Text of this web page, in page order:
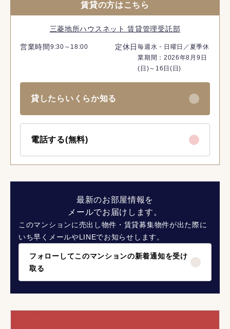
賃貸の方はこちら
三菱地所ハウスネット 賃貸管理受託部
営業時間 9:30～18:00 定休日毎週水・日曜日／夏季休
業期間：2026年8月9日
(日)～16日(日)
貸したらいくらか知る
電話する(無料)
最新のお部屋情報を
メールでお届けします。
このマンションに売出し物件・賃貸募集物件が出た際に
いち早くメールやLINEでお知らせします。
フォローしてこのマンションの新着通知を受け
取る